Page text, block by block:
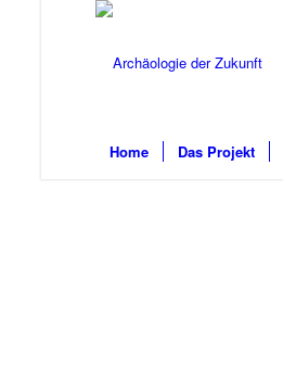
Home Das Projekt